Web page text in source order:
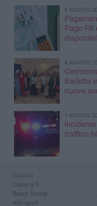
8 AGOSTO
Pago PA
8 AGOSTO
Barletta
nuove
7 AGOSTO
traffico
Scacchi
Calcio a 5
Beach Soccer
Altri sport